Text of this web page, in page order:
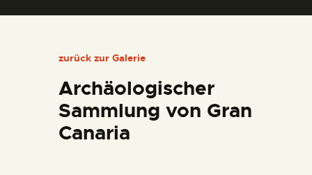
DAS MUSEUM
DIENSTLEISTUNGEN
DIGITALE RESSOURCEN
zurück zur Galerie
Archäologischer
Sammlung von Gran
Canaria